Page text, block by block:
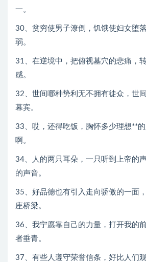
一。
30、贫穷使男子潦倒，饥饿使妇女堕
弱。
31、在逆境中，把俯视墓穴的悲痛，
感。
32、世间哪种势利无不拥有徒众，世
幕宾。
33、哎，还得吃饭，胸怀多少理想**
啊。
34、人的两只耳朵，一只听到上帝的
的声音。
35、好品德也有引入走向骄傲的一面
座桥梁。
36、我宁愿靠自己的力量，打开我的
者垂青。
37、有些人遵守荣誉信条，好比人们